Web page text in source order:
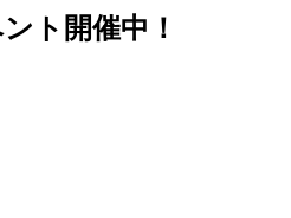
ト開催中！